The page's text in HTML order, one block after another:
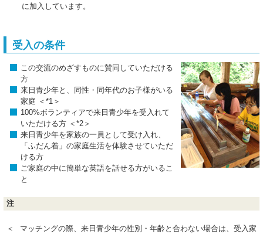
に加入しています。
受入の条件
この交流のめざすものに賛同していただける
方
来日青少年と、同性・同年代のお子様がいる
家庭 ＜*1＞
100%ボランティアで来日青少年を受入れて
いただける方 ＜*2＞
来日青少年を家族の一員として受け入れ、
「ふだん着」の家庭生活を体験させていただ
ける方
ご家庭の中に簡単な英語を話せる方がいるこ
と
注
＜
マッチングの際、来日青少年の性別・年齢と合わない場合は、受入家